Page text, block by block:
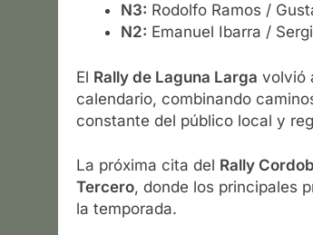
N3: Rodolfo Ramos /
N2: Emanuel Ibarra /
El Rally de Laguna Larga volvió
calendario, combinando
constante del público local y
La próxima cita del Rally
Tercero, donde los principales
la temporada.